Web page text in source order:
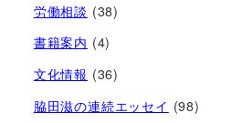
労働相談 (38)
書籍案内 (4)
文化情報 (36)
脇田滋の連続エッセイ (98)